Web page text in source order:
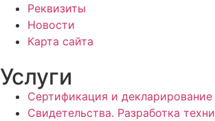
Реквизиты
Новости
Карта сайта
Услуги
Сертификация и декларирование
Свидетельства. Разработка